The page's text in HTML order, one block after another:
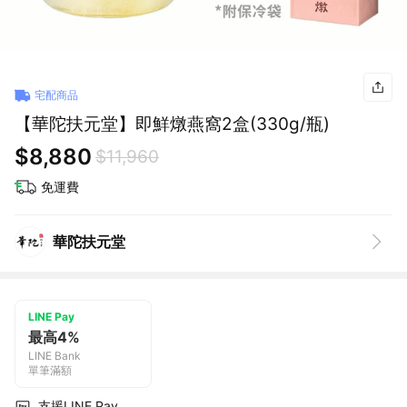
宅配商品
【華陀扶元堂】即鮮燉燕窩2盒(330g/瓶)
$8,880 $11,960
免運費
華陀扶元堂
LINE Pay
最高4%
LINE Bank
單筆滿額